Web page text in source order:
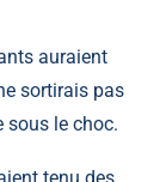
auraient
sortirais pas
sous le choc.